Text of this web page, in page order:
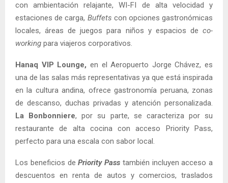
con ambientación relajante, WI-FI de alta velocidad y
estaciones de carga, Buffets con opciones gastronómicas
locales, áreas de juegos para niños y espacios de co-
working para viajeros corporativos.
Hanaq VIP Lounge, en el Aeropuerto Jorge Chávez, es
una de las salas más representativas ya que está inspirada
en la cultura andina, ofrece gastronomía peruana, zonas
de descanso, duchas privadas y atención personalizada.
La Bonbonniere, por su parte, se caracteriza por su
restaurante de alta cocina con acceso Priority Pass,
perfecto para una escala con sabor local.
Los beneficios dePriority Pass también incluyen acceso a
descuentos en renta de autos y comercios, traslados